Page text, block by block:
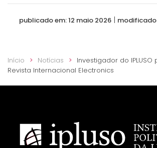
publicado em: 12 maio 2026 | modificado
Início Notícias
Investigador do
Revista Internacional Electronics